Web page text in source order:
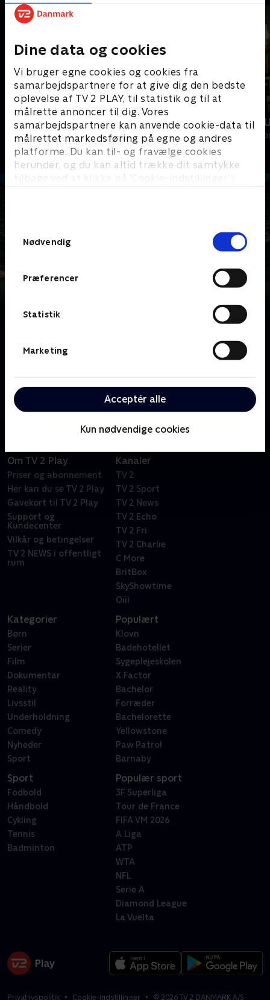
Dine data og cookies
Vi bruger egne cookies og cookies fra
samarbejdspartnere for at give dig den bedste
oplevelse af TV 2 PLAY, til statistik og til at
målrette annoncer til dig. Vores
samarbejdspartnere kan anvende cookie-data til
målrettet markedsføring på egne og andres
platforme. Du kan til- og fravælge cookies
herunder, og du kan altid trække dit samtykke
tilbage ved at klikke på ’Cookie-indstillinger’ i
Nødvendig
Præferencer
Statistik
Marketing
Acceptér alle
Kun nødvendige cookies
Zulu HK
Reality • 1 sæsoner
Forræder -
Reality • 3
ZULUs legendariske fodboldhold vender tilbage, når
Strudal, skal slutte fred med læderet og lære at
mestre det ædle spil med den lille runde. .
Om TV 2 Play
Priser og abonnement
Her kan du se TV 2 Play
Gavekort til TV 2 Play
Support og
Kundecenter
Vilkår og betingelser
TV 2 NEWS i offentligt
rum
Kanaler
TV 2
TV 2 Sport
TV 2 News
TV 2 Echo
TV 2 Fri
TV 2 Charlie
C More
BritBox
SkyShowtime
Oiii
Kategorier
Børn
Serier
Film
Dokumentar
Reality
Livsstil
Underholdning
Comedy
Nyheder
Sport
Populært
Klovn
Badehotellet
Sygeplejeskolen
X Factor
Bachelor
Forræder
Bachelorette
Yellowstone
Paw Patrol
Barnaby
Sport
Fodbold
Håndbold
Cykling
Tennis
Badminton
Populær sport
3F Superliga
Tour de France
FIFA VM 2026
A Liga
ATP
WTA
NFL
Serie A
Diamond League
La Vuelta
Privatlivspolitik Cookie-indstillinger © 2026TV 2 DANMARK A/S